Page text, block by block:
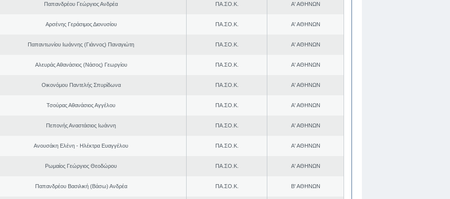
Παπανδρέου Γεώργιος Ανδρέα ΠΑ.ΣΟ.Κ. Α' ΑΘΗΝΩΝ
Αρσένης Γεράσιμος Διονυσίου ΠΑ.ΣΟ.Κ. Α' ΑΘΗΝΩΝ
Παπαντωνίου Ιωάννης (Γιάννος) Παναγιώτη ΠΑ.ΣΟ.Κ. Α' ΑΘΗΝΩΝ
Αλευράς Αθανάσιος (Νάσος) Γεωργίου ΠΑ.ΣΟ.Κ. Α' ΑΘΗΝΩΝ
Οικονόμου Παντελής Σπυρίδωνα ΠΑ.ΣΟ.Κ. Α' ΑΘΗΝΩΝ
Τσούρας Αθανάσιος Αγγέλου ΠΑ.ΣΟ.Κ. Α' ΑΘΗΝΩΝ
Πεπονής Αναστάσιος Ιωάννη ΠΑ.ΣΟ.Κ. Α' ΑΘΗΝΩΝ
Ανουσάκη Ελένη - Ηλέκτρα Ευαγγέλου ΠΑ.ΣΟ.Κ. Α' ΑΘΗΝΩΝ
Ρωμαίος Γεώργιος Θεοδώρου ΠΑ.ΣΟ.Κ. Α' ΑΘΗΝΩΝ
Παπανδρέου Βασιλική (Βάσω) Ανδρέα ΠΑ.ΣΟ.Κ. Β' ΑΘΗΝΩΝ